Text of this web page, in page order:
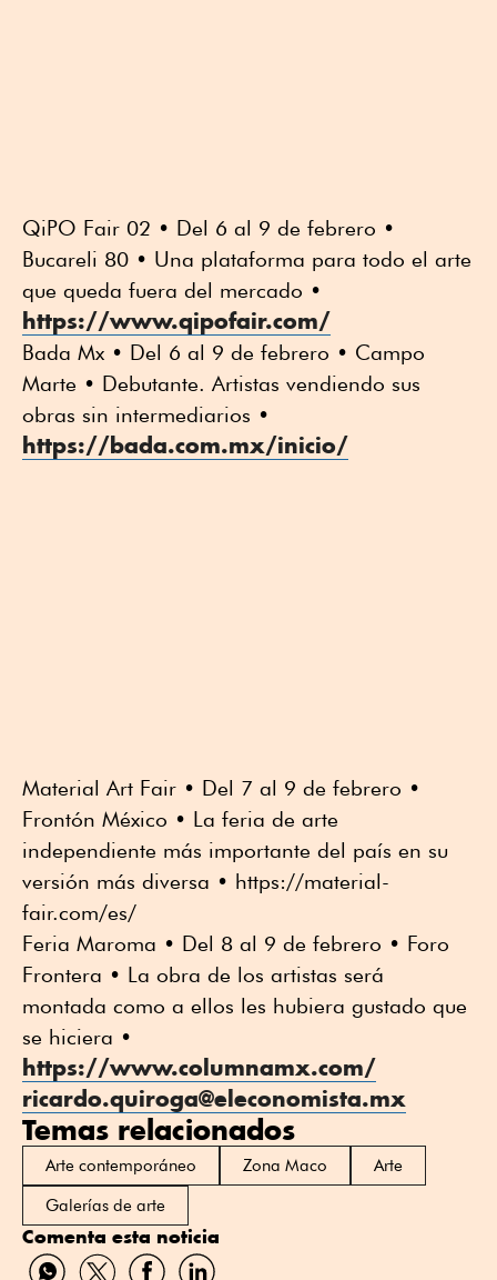
QiPO Fair 02 • Del 6 al 9 de febrero •
Bucareli 80 • Una plataforma para todo el arte
que queda fuera del mercado •
https://www.qipofair.com/
Bada Mx • Del 6 al 9 de febrero • Campo
Marte • Debutante. Artistas vendiendo sus
obras sin intermediarios •
https://bada.com.mx/inicio/
Material Art Fair • Del 7 al 9 de febrero •
Frontón México • La feria de arte
independiente más importante del país en su
versión más diversa • https://material-
fair.com/es/
Feria Maroma • Del 8 al 9 de febrero • Foro
Frontera • La obra de los artistas será
montada como a ellos les hubiera gustado que
se hiciera •
https://www.columnamx.com/
ricardo.quiroga@eleconomista.mx
Temas relacionados
Arte contemporáneo Zona Maco
Arte
Galerías de arte
Comenta esta noticia